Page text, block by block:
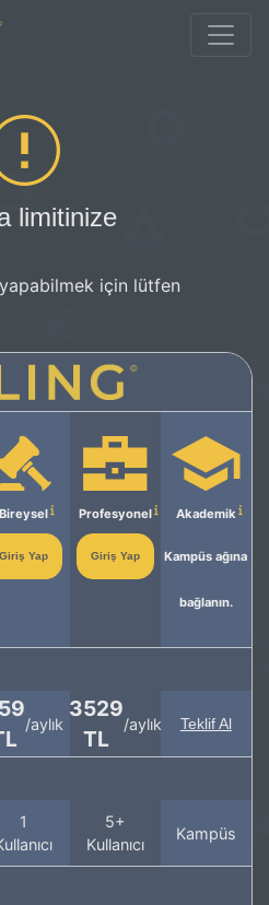
limitinize
için lütfen
Bireysel
Giriş Yap
Profesyonel
Giriş Yap
Akademik
Kampüs ağına
bağlanın.
/aylık
3529
TL
/aylık Teklif Al
1
5+
Kullanıcı
Kampüs